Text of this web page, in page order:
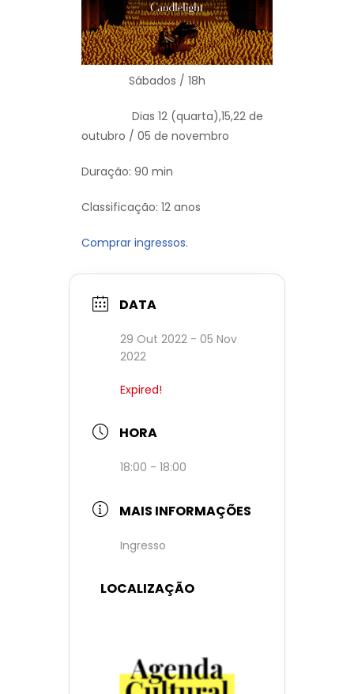
Sábados / 18h
Dias 12 (quarta),15,22 de
outubro / 05 de novembro
Duração: 90 min
Classificação: 12 anos
Comprar ingressos.
DATA
29 Out 2022 - 05 Nov
2022
Expired!
HORA
18:00 - 18:00
MAIS INFORMAÇÕES
Ingresso
LOCALIZAÇÃO